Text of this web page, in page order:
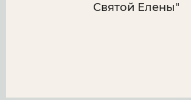
Святой Елены"